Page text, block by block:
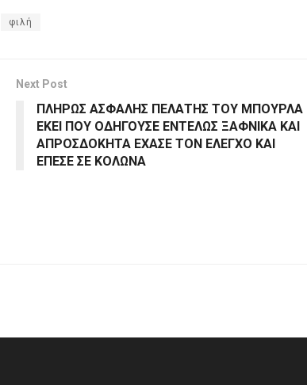
φιλή
Next Post
ΠΛΗΡΩΣ ΑΣΦΑΛΗΣ ΠΕΛΑΤΗΣ ΤΟΥ ΜΠΟΥΡΛΑ
ΕΚΕΙ ΠΟΥ ΟΔΗΓΟΥΣΕ ΕΝΤΕΛΩΣ ΞΑΦΝΙΚΑ ΚΑΙ
ΑΠΡΟΣΔΟΚΗΤΑ ΕΧΑΣΕ ΤΟΝ ΕΛΕΓΧΟ ΚΑΙ
ΕΠΕΣΕ ΣΕ ΚΟΛΩΝΑ